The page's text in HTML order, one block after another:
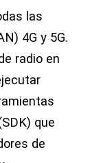
las
4G y 5G.
radio en
que
de